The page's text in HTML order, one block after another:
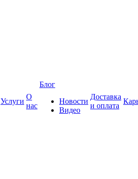
Услуги
О
нас
Блог
Новости
Видео
Доставка
и оплата